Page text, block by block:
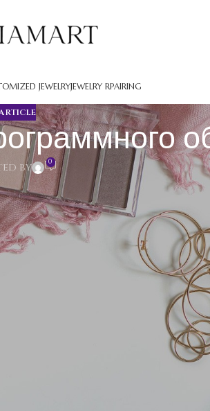
JEWELRYJEWELRY RPAIRING
by 0
поведения программы
клиента. Качественная контроль
итоговым потребителям.
Контроль покрывает все модули
выпуска приложения. Профессионалы
к тестированию даёт минимизировать
программные системы для